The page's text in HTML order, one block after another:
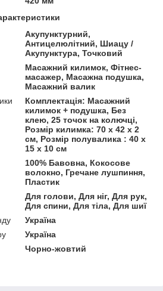
Акупунктурний,
Антицелюлітний, Шиацу /
Акупунктура, Точковий
Масажний килимок, Фітнес-
масажер, Масажна подушка,
Масажний валик
Комплектація: Масажний
килимок + подушка, Без
клею, 25 точок на колючці,
Розмір килимка: 70 х 42 х 2
см, Розмір полувалика : 40 х
15 х 10 см
100% Бавовна, Кокосове
волокно, Гречане лушпиння,
Пластик
Для голови, Для ніг, Для рук,
Для спини, Для тіла, Для шиї
Україна
Україна
Чорно-жовтий